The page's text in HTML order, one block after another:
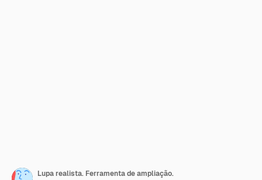
Lupa realista. Ferramenta de ampliação.